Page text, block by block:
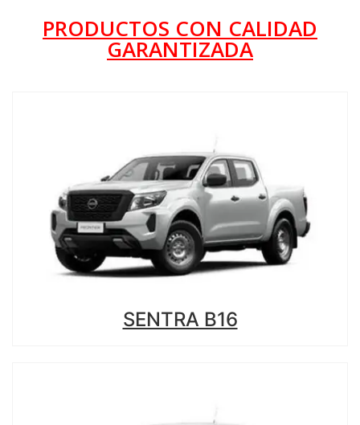
PRODUCTOS CON CALIDAD
GARANTIZADA
SENTRA B16